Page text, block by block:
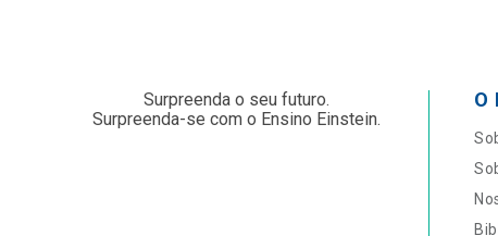
Surpreenda o seu futuro.
Surpreenda-se com o Ensino Einstein.
O